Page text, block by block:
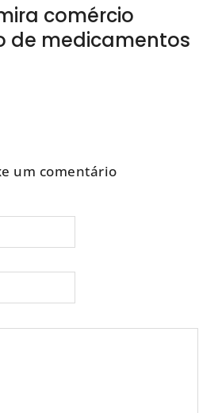
comércio
de medicamentos
um comentário